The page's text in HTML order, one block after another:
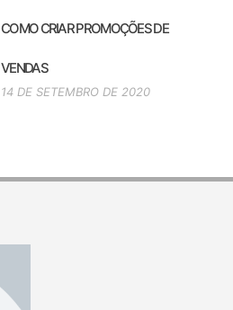
COMO CRIAR PROMOÇÕES DE
VENDAS
14 DE SETEMBRO DE 2020